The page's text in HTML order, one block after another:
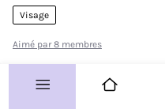
Paramètre des cookies
Plan de site
CGU
Charte Communautaire
Visage
Aimé par 8 membres